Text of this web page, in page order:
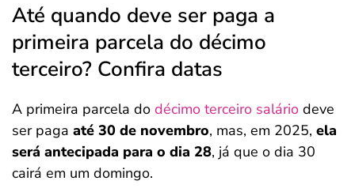
Até quando deve ser paga a
primeira parcela do décimo
terceiro? Confira datas
A primeira parcela do décimo terceiro salário deve
ser paga até 30 de novembro, mas, em 2025, ela
será antecipada para o dia 28, já que o dia 30
cairá em um domingo.